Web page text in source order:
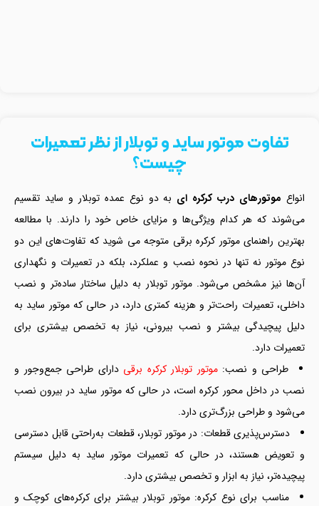
تفاوت موتور ساید و توبلار از نظر تعمیرات
چیست؟
انواعموتورهای درب کرکره ایبه دو نوع عمده توبلار و ساید تقسیم
می‌شوند که هر کدام ویژگی‌ها و مزایای خاص خود را دارند. با مطالعه
بهترین راهنمای موتور کرکره برقی متوجه می شوید که تفاوت‌های این دو
نوع موتور نه تنها در نحوه نصب و عملکرد، بلکه در تعمیرات و نگهداری
آن‌ها نیز مشخص می‌شود. موتور توبلار به دلیل ساختار ساده‌تر و نصب
داخلی، تعمیرات راحت‌تر و هزینه کمتری دارد، در حالی که موتور ساید به
دلیل پیچیدگی بیشتر و نصب بیرونی، نیاز به تخصص بیشتری برای
تعمیرات دارد.
طراحی و نصب:موتور توبلار کرکره برقیدارای طراحی جمع‌وجور و
نصب در داخل محور کرکره است، در حالی که موتور ساید در بیرون نصب
می‌شود و طراحی بزرگ‌تری دارد.
دسترس‌پذیری قطعات: در موتور توبلار، قطعات به‌راحتی قابل دسترسی
و تعویض هستند، در حالی که تعمیرات موتور ساید به دلیل سیستم
پیچیده‌تر، نیاز به ابزار و تخصص بیشتری دارد.
مناسب برای نوع کرکره: موتور توبلار بیشتر برای کرکره‌های کوچک و